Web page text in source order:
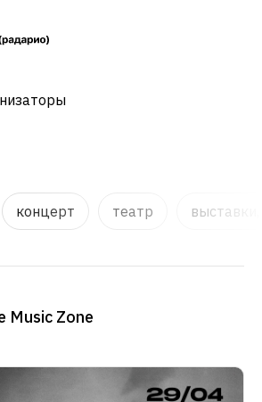
концерт театр
Music Zone